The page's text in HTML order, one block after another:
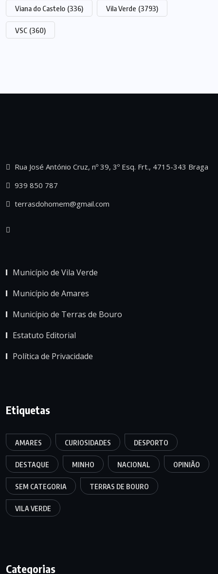
Viana do Castelo (336) Vila Verde (3793)
VSC (360)
Rua José António Cruz, nº 39, 3º Esq. Frt., 4715-343 Braga
939 850 787
terrasdohomem@gmail.com
Município de Vila Verde
Município de Amares
Município de Terras de Bouro
Estatuto Editorial
Política de Privacidade
Etiquetas
AMARES CURIOSIDADES DESPORTO
DESTAQUE MINHO NACIONAL OPINIÃO
SEM CATEGORIA TERRAS DE BOURO
VILA VERDE
Categorias